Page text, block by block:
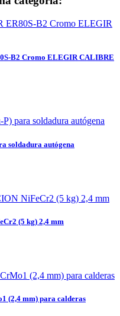
B2 Cromo ELEGIR CALIBRE
soldadura autógena
(5 kg) 2,4 mm
(2,4 mm) para calderas